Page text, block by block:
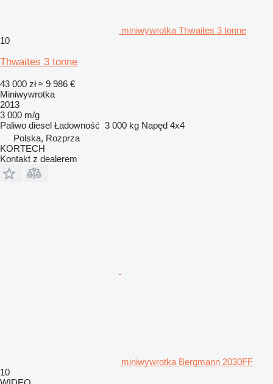
miniwywrotka Thwaites 3 tonne
10
Thwaites 3 tonne
43 000 zł ≈ 9 986 €
Miniwywrotka
2013
3 000 m/g
Paliwo diesel Ładowność 3 000 kg Napęd 4x4
Polska, Rozprza
KORTECH
Kontakt z dealerem
miniwywrotka Bergmann 2030FF
10